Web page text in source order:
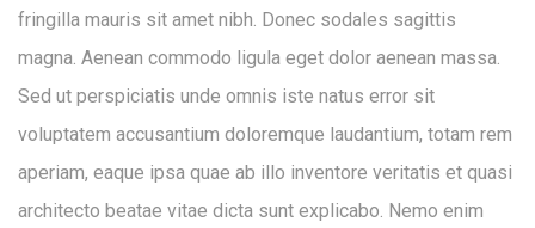
fringilla mauris sit amet nibh. Donec sodales sagittis
magna. Aenean commodo ligula eget dolor aenean massa.
Sed ut perspiciatis unde omnis iste natus error sit
voluptatem accusantium doloremque laudantium, totam rem
aperiam, eaque ipsa quae ab illo inventore veritatis et quasi
architecto beatae vitae dicta sunt explicabo. Nemo enim